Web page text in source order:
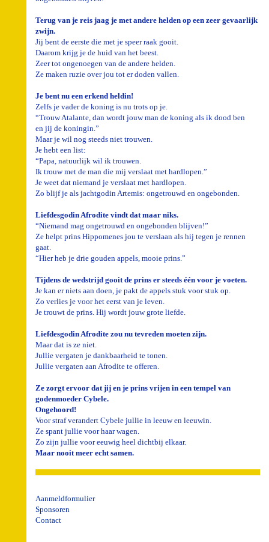
Terug van je reis jaag je met andere helden op een zeer gevaarlijk
zwijn.
Jij bent de eerste die met je speer raak gooit.
Daarom krijg je de huid van het beest.
Zeer tot ongenoegen van de andere helden.
Ze maken ruzie over jou tot er doden vallen.
Je bent nu een erkend heldin!
Zelfs je vader de koning is nu trots op je.
“Trouw Atalante, dan wordt jouw man de koning als ik dood ben
en jij de koningin.”
Maar je wil nog steeds niet trouwen.
Je hebt een list:
“Papa, natuurlijk wil ik trouwen.
Ik trouw met de man die mij verslaat met hardlopen.”
Je weet dat niemand je verslaat met hardlopen.
Zo blijf je als jachtgodin Artemis: ongetrouwd en ongebonden.
Liefdesgodin Afrodite vindt dat maar niks.
“Niemand mag ongetrouwd en ongebonden blijven!”
Ze helpt prins Hippomenes jou te verslaan als hij tegen je rennen
gaat.
“Hier heb je drie gouden appels, mooie prins.”
Tijdens de wedstrijd gooit de prins er steeds één voor je voeten.
Je kan er niets aan doen, je pakt de appels stuk voor stuk op.
Zo verlies je voor het eerst van je leven.
Je trouwt de prins. Hij wordt jouw grote liefde.
Liefdesgodin Afrodite zou nu tevreden moeten zijn.
Maar dat is ze niet.
Jullie vergaten je dankbaarheid te tonen.
Jullie vergaten aan Afrodite te offeren.
Ze zorgt ervoor dat jij en je prins vrijen in een tempel van
godenmoeder Cybele.
Ongehoord!
Voor straf verandert Cybele jullie in leeuw en leeuwin.
Ze spant jullie voor haar wagen.
Zo zijn jullie voor eeuwig heel dichtbij elkaar.
Maar nooit meer echt samen.
Aanmeldformulier
Sponsoren
Contact